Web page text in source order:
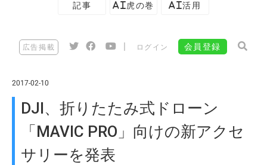
記事 AI虎の巻 AI活用
広告掲載 ログイン 会員登録
2017-02-10
DJI、折りたたみ式ドローン
「MAVIC PRO」向けの新アクセ
サリーを発表